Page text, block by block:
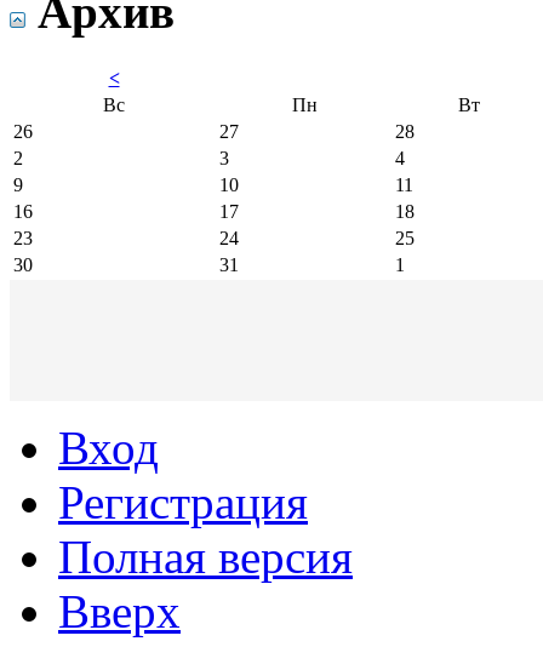
Архив
<
Вс
Пн
Вт
26
27
28
2
3
4
9
10
11
16
17
18
23
24
25
30
31 1
Вход
Регистрация
Полная версия
Вверх